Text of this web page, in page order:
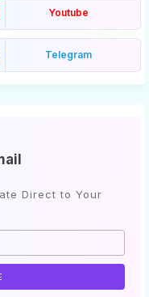
Youtube
Telegram
Direct to Your